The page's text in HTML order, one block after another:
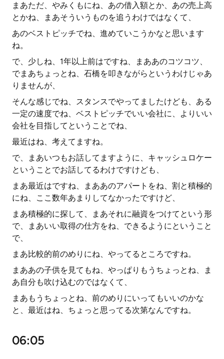
まあただ、やみくもにね、あの借入額とか、あの売上高
とかね、まあそういうものを追うわけではなくて、
あのベストピッチでね、進めていこうかなと思います
ね。
で、少しね、1年以上前はですね、まああのコツコツ、
でまあちょっとね、石橋を叩きながらというわけじゃあ
りませんが、
そんな感じでね、スタンスでやってましたけども、ある
一定の速度でね、ベストピッチでいい会社に、よりいい
会社を目指してということでね、
最近はね、考えてますね。
で、まあいつもお話してますように、キャッシュロケー
ということでお話してるわけですけども、
まあ最近はですね、まああのアパートをね、割と積極的
にね、ここ数年あまりしてなかったですけど、
まあ積極的に探して、まあそれに融資をつけてという形
で、まあいい取得の仕方をね、できるようにということ
で、
まあ比較的前のめりにね、やってるところですね。
まああの子供を見てもね、やっぱりもうちょっとね、ま
あ自分も吹け込むのではなくて、
まあもうちょっとね、前のめりにいってもいいのかな
と、最近はね、ちょっと思ってる次第なんですね。
06:05